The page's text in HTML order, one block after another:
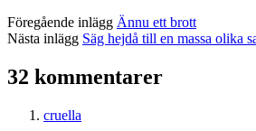
Föregående inlägg Ännu ett brott
Nästa inlägg Säg hejdå till en massa olika
32 kommentarer
cruella